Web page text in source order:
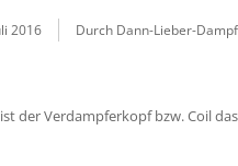
2016 Durch Dann-Lieber-
der Verdampferkopf bzw. Coil